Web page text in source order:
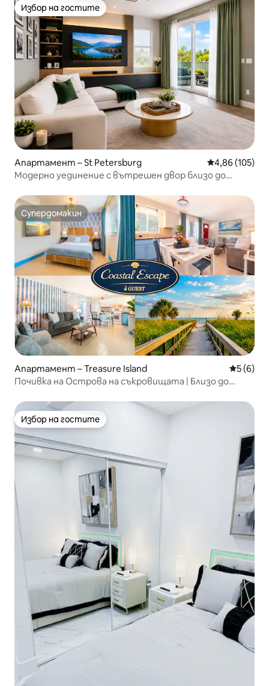
Избор на гостите
Избор на гостите
Апартамент – St Petersburg Средна
4,86 (105)
Модерно уединение с вътрешен двор близо до
Супердомакин
Супердомакин
Апартамент – Treasure Island Средна
5 (6)
Почивка на Острова на съкровищата | Близо до
Избор на гостите
Избор на гостите